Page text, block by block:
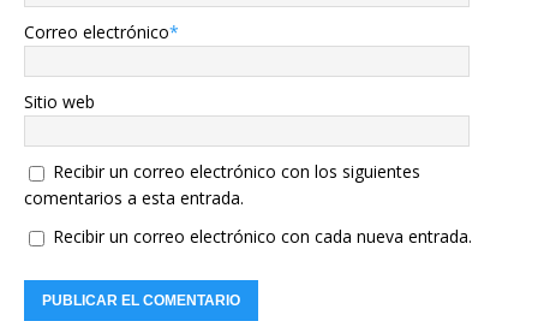
Correo electrónico*
Sitio web
Recibir un correo electrónico con los siguientes
comentarios a esta entrada.
Recibir un correo electrónico con cada nueva entrada.